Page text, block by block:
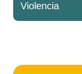
Violencia